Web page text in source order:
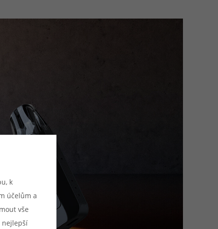
k
účelům a
vše
nejlepší